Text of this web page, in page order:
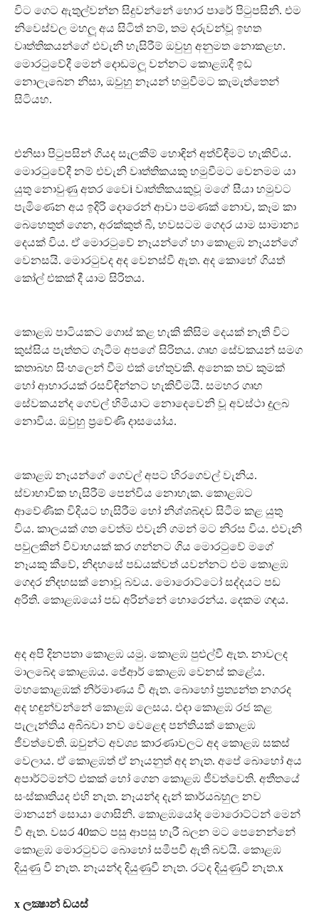
විට ගෙට ඇතුල්වන්න සිදුවන්නේ හොර පාරේ පිටුපසිනි. එම
නිවෙස්වල මහලූ අය සිටිත් නම්, තම දරුවන්වූ ඉහත
වෘත්තිකයන්ගේ එවැනි හැසිරීම් ඔවුහු අනුමත නොකළහ.
මොරටුවේදී මෙන් දොඩමලූ වන්නට කොළඹදී ඉඩ
නොලැබෙන නිසා, ඔවුහු නෑයන් හමුවීමට කැමැත්තෙන්
සිටියහ.
එනිසා පිටුපසින් ගියද සැලකීම් හොඳින් අත්විඳීමට හැකිවිය.
මොරටුවේදී නම් එවැනි වෘත්තිකයකු හමුවීමට වෙනමම යා
යුතු නොවුණු අතර වෛi වෘත්තිකයකුවූ මගේ සීයා හමුවට
පැමිණෙන අය ඉදිරි දොරෙන් ආවා පමණක් නොව, කෑම කා
බෙහෙතුත් ගෙන, අරක්කුත් බී, හවසටම ගෙදර යාම සාමාන්‍ය
දෙයක් විය. ඒ මොරටුවේ නෑයන්ගේ හා කොළඹ නෑයන්ගේ
වෙනසයි. මොරටුවද අද වෙනස්වී ඇත. අද කොහේ ගියත්
කෝල් එකක් දී යාම සිරිතය.
කොළඹ පාටියකට ගොස් කළ හැකි කිසිම දෙයක් නැති විට
කුස්සිය පැත්තට ගෑටීම අපගේ සිරිතය. ගෘහ සේවකයන් සමග
කතාබහ සිංහලෙන් වීම එක් හේතුවකි. අනෙක තව කුමක්
හෝ ආහාරයක් රසවිඳින්නට හැකිවීමයි. සමහර ගෘහ
සේවකයන්ද ගෙවල් හිමියාට නොදෙවෙනි වූ අවස්ථා දුලබ
නොවීය. ඔවුහු ප‍්‍රවේණි දාසයෝය.
කොළඹ නෑයන්ගේ ගෙවල් අපට හිරගෙවල් වැනිය.
ස්වාභාවික හැසිරීම් පෙන්විය නොහැක. කොළඹට
ආවේණික විදියට හැසිරීම හෝ නිශ්ශබ්දව සිටීම කළ යුතු
විය. කාලයක් ගත වෙත්ම එවැනි ගමන් මට නිරස විය. එවැනි
පවුලකින් විවාහයක් කර ගන්නට ගිය මොරටුවේ මගේ
නෑයකු කීවේ, නිදහසේ පඩයක්වත් යවන්නට එම කොළඹ
ගෙදර නිදහසක් නොවූ බවය. මොරොට්ටෝ සද්දයට පඩ
අරිති. කොළඹයෝ පඩ අරින්නේ හොරෙන්ය. දෙකම ගඳය.
අද අපි දිනපතා කොළඹ යමු. කොළඹ පුළුල්වී ඇත. නාවලද
මාලබේද කොළඹය. ජේආර් කොළඹ වෙනස් කළේය.
මහකොළඹක් නිර්මාණය වී ඇත. බොහෝ ප‍්‍රත්‍යන්ත නගරද
අද හඳුන්වන්නේ කොළඹ ලෙසය. එදා කොළඹ රජ කළ
පැලැන්තිය අබිබවා නව වෙළෙඳ පන්තියක් කොළඹ
ජීවත්වෙති. ඔවුන්ට අවශ්‍ය කාරණාවලට අද කොළඹ සකස්
වෙලාය. ඒ කොළඹත් ඒ නෑයනුත් අද නැත. අපේ බොහෝ අය
අපාර්ට්මන්ට් එකක් හෝ ගෙන කොළඹ ජීවත්වෙති. අතීතයේ
සංස්කෘතියද එහි නැත. නෑයන්ද දැන් කාර්යබහුල නව
මානයන් සොයා ගොසිනි. කොළඹයෝද මොරොට්ටන් මෙන්
වී ඇත. වසර 40කට පසු ආපසු හැරී බලන මට පෙනෙන්නේ
කොළඹ මොරටුවට බොහෝ සමීපවී ඇති බවයි. කොළඹ
දියුණු වී නැත. නෑයන්ද දියුණුවී නැත. රටද දියුණුවී නැත.x
x ලක්‍ෂාන් ඩයස්